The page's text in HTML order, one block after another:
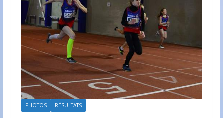
PHOTOS RÉSULTATS